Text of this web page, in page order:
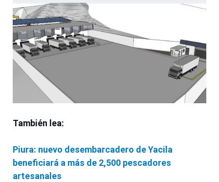
También lea:
Piura: nuevo desembarcadero de Yacila
beneficiará a más de 2,500 pescadores
artesanales